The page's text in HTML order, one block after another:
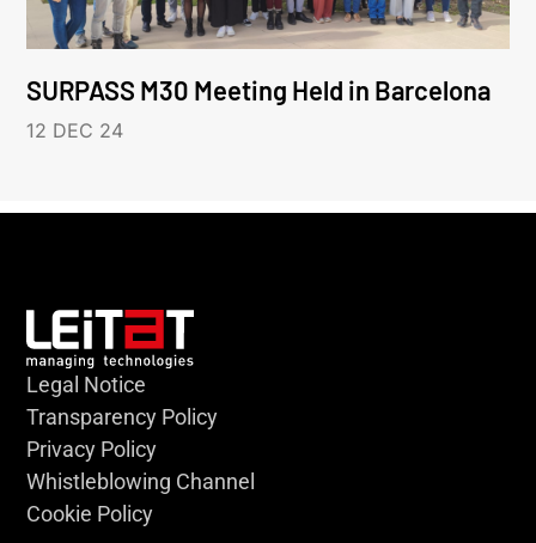
SURPASS M30 Meeting Held in Barcelona
12 DEC 24
Legal Notice
Transparency Policy
Privacy Policy
Whistleblowing Channel
Cookie Policy